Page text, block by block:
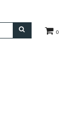
0